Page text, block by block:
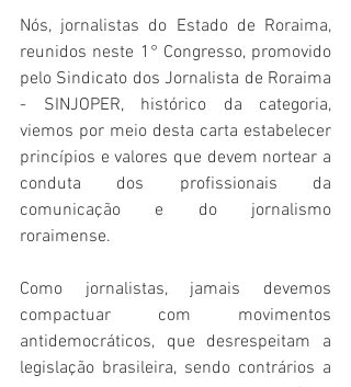
Nós, jornalistas do Estado de Roraima,
reunidos neste 1° Congresso, promovido
pelo Sindicato dos Jornalista de Roraima
- SINJOPER, histórico da categoria,
viemos por meio desta carta estabelecer
princípios e valores que devem nortear a
conduta dos profissionais da
comunicação e do jornalismo
roraimense.
Como jornalistas, jamais devemos
compactuar com movimentos
antidemocráticos, que desrespeitam a
legislação brasileira, sendo contrários a